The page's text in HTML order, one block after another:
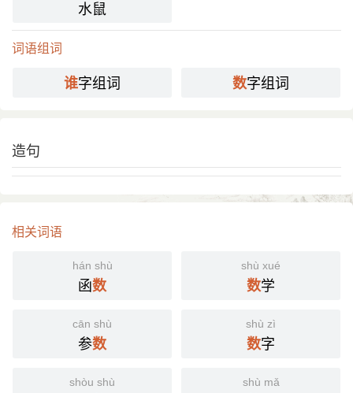
水鼠
词语组词
谁字组词 数字组词
造句
相关词语
hán shù
函数
shù xué
数学
cān shù
参数
shù zì
数字
shòu shù shù mǎ